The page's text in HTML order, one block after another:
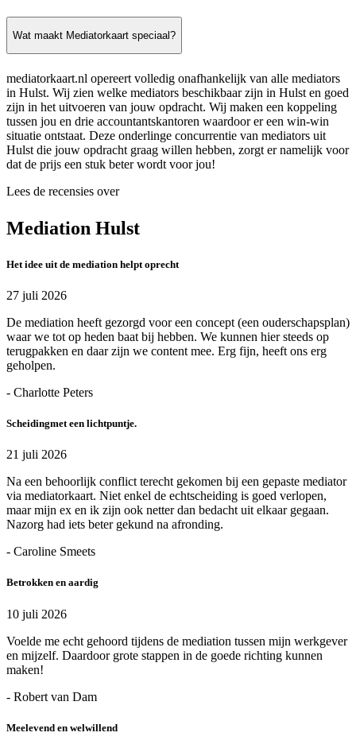
Wat maakt Mediatorkaart speciaal?
mediatorkaart.nl opereert volledig onafhankelijk van alle mediators
in Hulst. Wij zien welke mediators beschikbaar zijn in Hulst en goed
zijn in het uitvoeren van jouw opdracht. Wij maken een koppeling
tussen jou en drie accountantskantoren waardoor er een win-win
situatie ontstaat. Deze onderlinge concurrentie van mediators uit
Hulst die jouw opdracht graag willen hebben, zorgt er namelijk voor
dat de prijs een stuk beter wordt voor jou!
Lees de recensies over
Mediation Hulst
Het idee uit de mediation helpt oprecht
27 juli 2026
De mediation heeft gezorgd voor een concept (een ouderschapsplan)
waar we tot op heden baat bij hebben. We kunnen hier steeds op
terugpakken en daar zijn we content mee. Erg fijn, heeft ons erg
geholpen.
- Charlotte Peters
Scheidingmet een lichtpuntje.
21 juli 2026
Na een behoorlijk conflict terecht gekomen bij een gepaste mediator
via mediatorkaart. Niet enkel de echtscheiding is goed verlopen,
maar mijn ex en ik zijn ook netter dan bedacht uit elkaar gegaan.
Nazorg had iets beter gekund na afronding.
- Caroline Smeets
Betrokken en aardig
10 juli 2026
Voelde me echt gehoord tijdens de mediation tussen mijn werkgever
en mijzelf. Daardoor grote stappen in de goede richting kunnen
maken!
- Robert van Dam
Meelevend en welwillend